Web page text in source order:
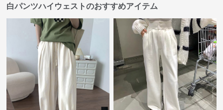
白パンツハイウェストのおすすめアイテム